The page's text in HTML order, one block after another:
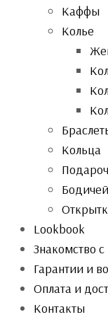
Каффы
Колье
Кольца
Lookbook
Знакомство
Гарантии и
Оплата и
Контакты